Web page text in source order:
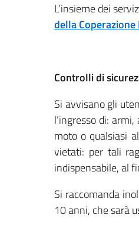
L’insieme dei
della
Controlli di
Si avvisano gli
l’ingresso di:
moto o qualsiasi
vietati: per tali
indispensabile, al
Si raccomanda
10 anni, che sarà